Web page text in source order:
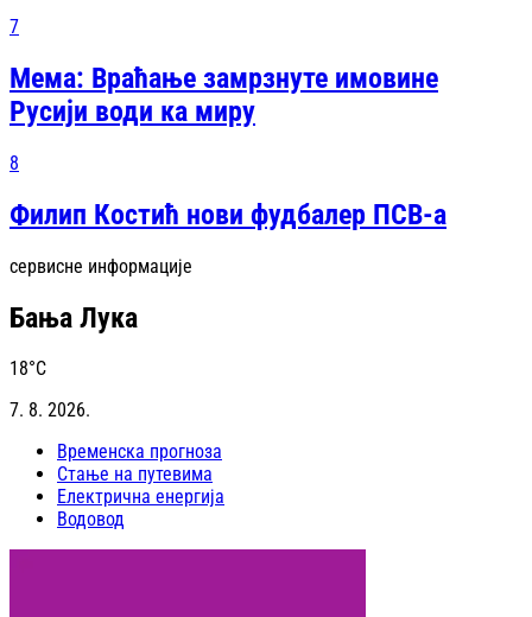
7
Мема: Враћање замрзнуте имовине
Русији води ка миру
8
Филип Костић нови фудбалер ПСВ-а
сервисне информације
Бања Лука
18°C
7. 8. 2026.
Временска прогноза
Стање на путевима
Електрична енергија
Водовод